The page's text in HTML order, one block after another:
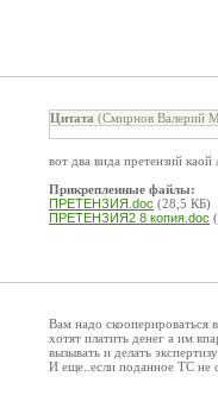
Цитата (Смирнов Валерий
вот два вида претензий
Прикрепленные файлы:
ПРЕТЕНЗИЯ.doc (28,5 КБ)
ПРЕТЕНЗИЯ2 8 копия.doc
Вам надо скооперироваться
хотят платить денег а им
вызывать и делать
И еще..если поданное ТС не